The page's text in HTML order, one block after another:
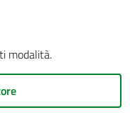
modalità.